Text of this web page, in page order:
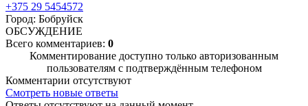
+375 29 5454572
Город: Бобруйск
ОБСУЖДЕНИЕ
Всего комментариев: 0
Комментирование доступно только авторизованным
пользователям с подтверждённым телефоном
Комментарии отсутствуют
Смотреть новые ответы